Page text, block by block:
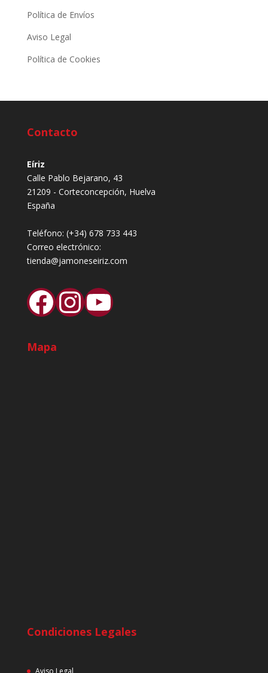
Política de Envíos
Aviso Legal
Política de Cookies
Contacto
Eíriz
Calle Pablo Bejarano, 43
21209 - Corteconcepción, Huelva
España
Teléfono: (+34) 678 733 443
Correo electrónico:
tienda@jamoneseiriz.com
Facebook
Instagram
YouTube
Mapa
Condiciones Legales
Aviso Legal